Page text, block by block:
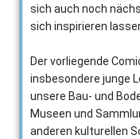
sich auch noch
sich inspirieren
Der vorliegende
insbesondere junge
unsere Bau- und
Museen und
anderen kulturellen